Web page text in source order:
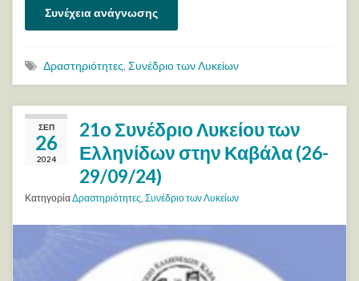
Συνέχεια ανάγνωσης
Δραστηριότητες, Συνέδριο των Λυκείων
ΣΕΠ
26
2024
21ο Συνέδριο Λυκείου των
Ελληνίδων στην Καβάλα (26-
29/09/24)
ΚατηγορίαΔραστηριότητες, Συνέδριο των Λυκείων